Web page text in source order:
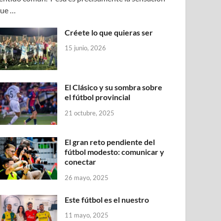
…
Créete lo que quieras ser
15 junio, 2026
El Clásico y su sombra sobre
el fútbol provincial
21 octubre, 2025
El gran reto pendiente del
fútbol modesto: comunicar y
conectar
26 mayo, 2025
Este fútbol es el nuestro
11 mayo, 2025